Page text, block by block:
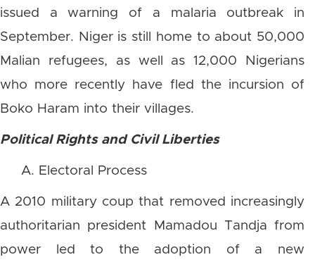
issued a warning of a malaria outbreak in
September. Niger is still home to about 50,000
Malian refugees, as well as 12,000 Nigerians
who more recently have fled the incursion of
Boko Haram into their villages.
Political Rights and Civil Liberties
A. Electoral Process
A 2010 military coup that removed increasingly
authoritarian president Mamadou Tandja from
power led to the adoption of a new